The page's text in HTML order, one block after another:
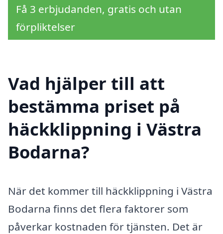
Få 3 erbjudanden, gratis och utan
förpliktelser
Vad hjälper till att
bestämma priset på
häckklippning i Västra
Bodarna?
När det kommer till häckklippning i Västra
Bodarna finns det flera faktorer som
påverkar kostnaden för tjänsten. Det är